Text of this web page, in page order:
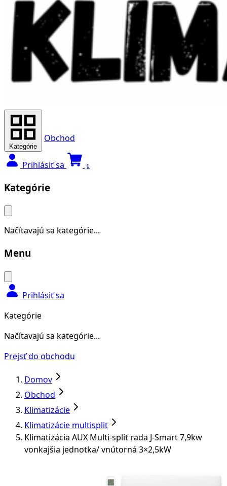
Kategórie
Obchod
Prihlásiť sa 0
Kategórie
Načítavajú sa kategórie...
Menu
Prihlásiť sa
Kategórie
Načítavajú sa kategórie...
Prejsť do obchodu
Domov
Obchod
Klimatizácie
Klimatizácie multisplit
Klimatizácia AUX Multi-split rada J-Smart 7,9kw
vonkajšia jednotka/ vnútorná 3×2,5kW